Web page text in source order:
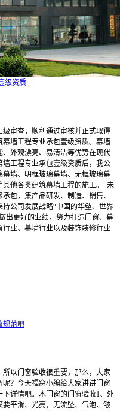
级资质
级审查，顺利通过审核并正式取得
幕墙工程专业承包壹级资质。幕墙
外观漂亮、易清洁等优势在现代
工程专业承包壹级资质后，我公
墙、明框玻璃幕墙、无框玻璃幕
他各类建筑幕墙工程的施工。 未
包，集产品研发、制造、销售、
公司发展战略“中国的华塑、世界
出更好的业绩，努力打造门窗、幕
业、幕墙行业以及装饰装修行业
规范吧
以门窗验收很重要，那么，大家
？今天福窝小编给大家讲讲门窗
详情吧。木门窗的门窗验收1、外
平滑、光亮，无流坠、气泡、皱